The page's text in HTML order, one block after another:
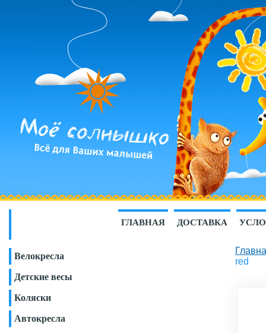
ГЛАВНАЯ ДОСТАВКА
red
Велокресла
Детские весы
Коляски
Автокресла